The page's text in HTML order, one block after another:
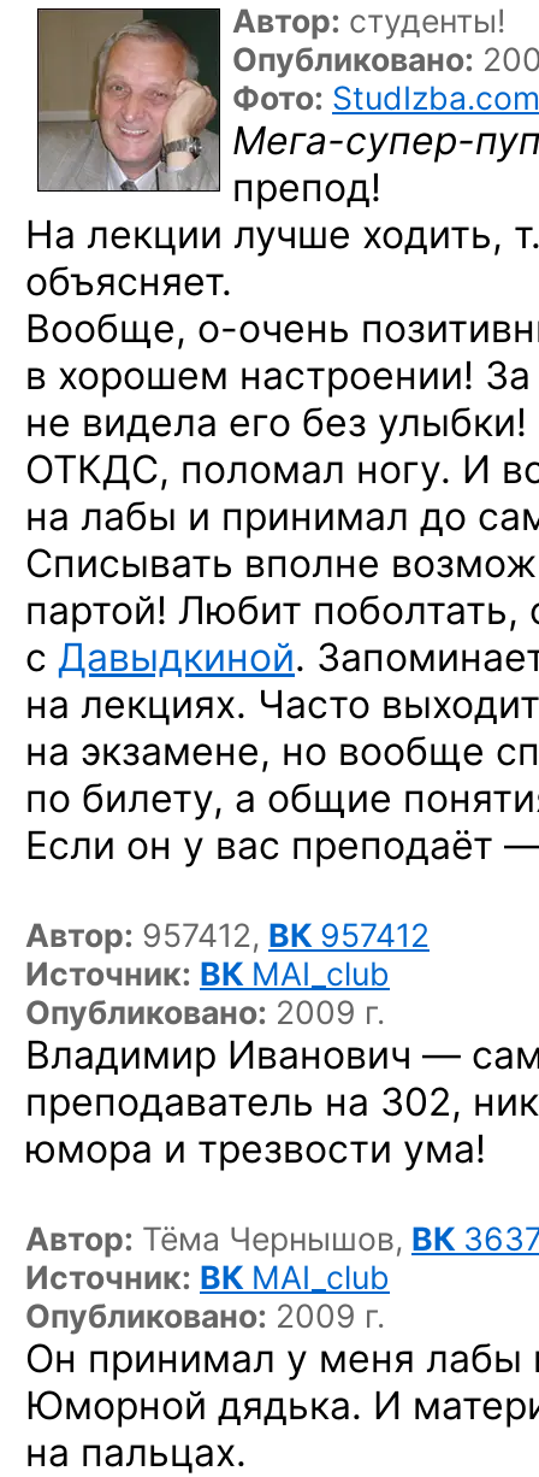
Автор: студенты!
Опубликовано:
Фото: StudIzba.com
Мега-супер-
препод!
На лекции лучше ходить,
объясняет.
Вообще, о-очень
в хорошем настроении! За
не видела его без
ОТКДС, поломал ногу. И
на лабы и принимал до
Списывать вполне
партой! Любит поболтать,
с Давыдкиной.
на лекциях. Часто
на экзамене, но вообще
по билету, а общие
Если он у вас преподаёт
Автор: 957412, ВК 957412
Источник: ВК MAI_club
Опубликовано: 2009 г.
Владимир Иванович —
преподаватель на 302,
юмора и трезвости ума!
Автор: Тёма Чернышов, ВК
Источник: ВК MAI_club
Опубликовано: 2009 г.
Он принимал у меня лабы
Юморной дядька. И
на пальцах.